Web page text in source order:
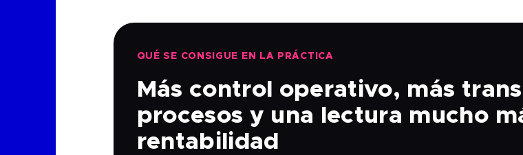
QUÉ SE CONSIGUE EN LA PRÁCTICA
Más control operativo, más
procesos y una lectura mucho
rentabilidad